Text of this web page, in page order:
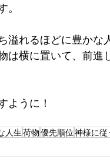
溢れるほどに豊か
は横に置いて、前進
ように！
人生荷物優先順位神様に従